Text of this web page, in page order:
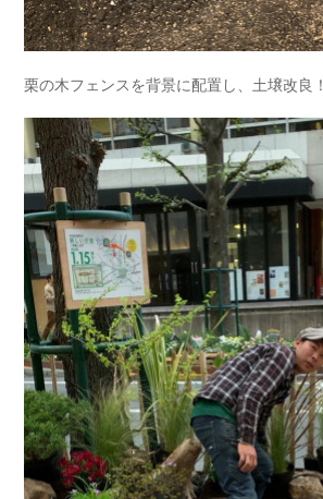
栗の木フェンスを背景に配置し、土壌改良！